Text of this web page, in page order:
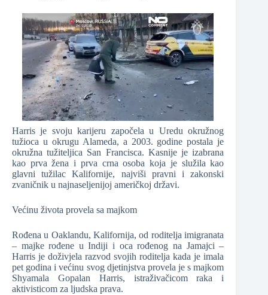
Harris je svoju karijeru započela u Uredu okružnog
tužioca u okrugu Alameda, a 2003. godine postala je
okružna tužiteljica San Francisca. Kasnije je izabrana
kao prva žena i prva crna osoba koja je služila kao
glavni tužilac Kalifornije, najviši pravni i zakonski
zvaničnik u najnaseljenijoj američkoj državi.
Većinu života provela sa majkom
Rođena u Oaklandu, Kalifornija, od roditelja imigranata
– majke rođene u Indiji i oca rođenog na Jamajci –
Harris je doživjela razvod svojih roditelja kada je imala
pet godina i većinu svog djetinjstva provela je s majkom
Shyamala Gopalan Harris, istraživačicom raka i
aktivisticom za ljudska prava.